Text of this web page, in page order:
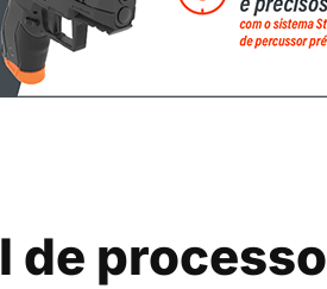
de processo